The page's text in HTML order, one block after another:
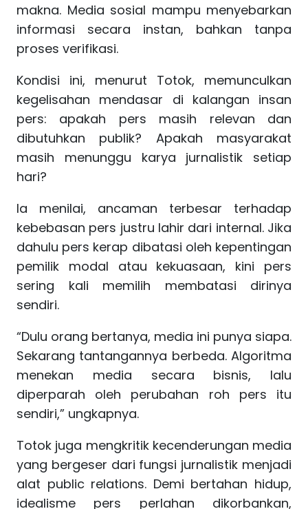
makna. Media sosial mampu menyebarkan
informasi secara instan, bahkan tanpa
proses verifikasi.
Kondisi ini, menurut Totok, memunculkan
kegelisahan mendasar di kalangan insan
pers: apakah pers masih relevan dan
dibutuhkan publik? Apakah masyarakat
masih menunggu karya jurnalistik setiap
hari?
Ia menilai, ancaman terbesar terhadap
kebebasan pers justru lahir dari internal. Jika
dahulu pers kerap dibatasi oleh kepentingan
pemilik modal atau kekuasaan, kini pers
sering kali memilih membatasi dirinya
sendiri.
“Dulu orang bertanya, media ini punya siapa.
Sekarang tantangannya berbeda. Algoritma
menekan media secara bisnis, lalu
diperparah oleh perubahan roh pers itu
sendiri,” ungkapnya.
Totok juga mengkritik kecenderungan media
yang bergeser dari fungsi jurnalistik menjadi
alat public relations. Demi bertahan hidup,
idealisme pers perlahan dikorbankan,